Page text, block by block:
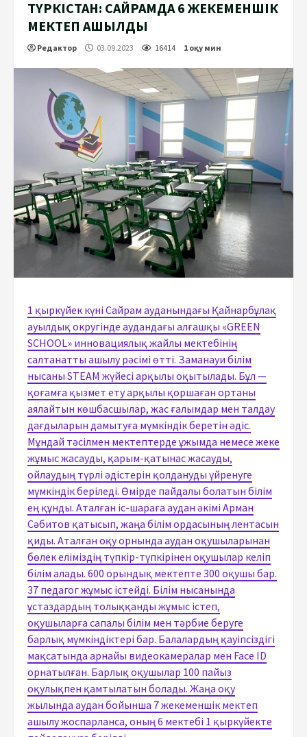
ТҮРКІСТАН: САЙРАМДА 6 ЖЕКЕМЕНШІК
МЕКТЕП АШЫЛДЫ
Редактор 03.09.2023 16414 1 оқу мин
1 қыркүйек күні Сайрам ауданындағы Қайнарбұлақ
ауылдық округінде аудандағы алғашқы «GREEN
SCHOOL» инновациялық жайлы мектебінің
салтанатты ашылу рәсімі өтті. Заманауи білім
нысаны STEAM жүйесі арқылы оқытылады. Бұл —
қоғамға қызмет ету арқылы қоршаған ортаны
аялайтын көшбасшылар, жас ғалымдар мен талдау
дағдыларын дамытуға мүмкіндік беретін әдіс.
Мұндай тәсілмен мектептерде ұжымда немесе жеке
жұмыс жасауды, қарым-қатынас жасауды,
ойлаудың түрлі әдістерін қолдануды үйренуге
мүмкіндік беріледі. Өмірде пайдалы болатын білім
ең құнды. Аталған іс-шараға аудан әкімі Арман
Сәбитов қатысып, жаңа білім ордасының лентасын
қиды. Аталған оқу орнында аудан оқушыларынан
бөлек еліміздің түпкір-түпкірінен оқушылар келіп
білім алады. 600 орындық мектепте 300 оқушы бар.
37 педагог жұмыс істейді. Білім нысанында
ұстаздардың толыққанды жұмыс істеп,
оқушыларға сапалы білім мен тәрбие беруге
барлық мүмкіндіктері бар. Балалардың қауіпсіздігі
мақсатында арнайы видеокамералар мен Face ID
орнатылған. Барлық оқушылар 100 пайыз
оқулықпен қамтылатын болады. Жаңа оқу
жылында аудан бойынша 7 жекеменшік мектеп
ашылу жоспарланса, оның 6 мектебі 1 қыркүйекте